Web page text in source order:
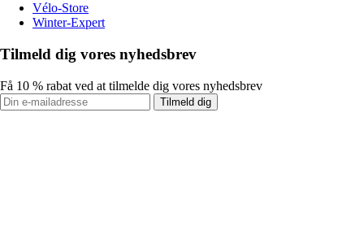
Vélo-Store
Winter-Expert
Tilmeld dig vores nyhedsbrev
Få 10 % rabat ved at tilmelde dig vores nyhedsbrev
Tilmeld dig